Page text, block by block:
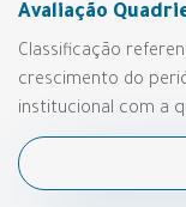
Avaliação
Classificação
crescimento do
institucional com a